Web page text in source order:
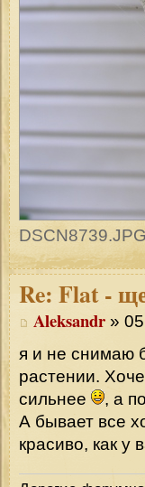
Re: Flat -
Aleksandr »
я и не снимаю
растении.
сильнее
, а
А бывает все
красиво, как у